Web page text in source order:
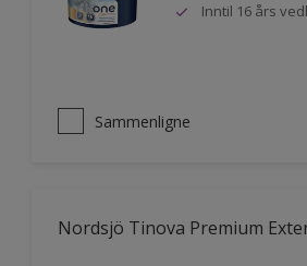
Inntil 16 års
Sammenligne
Nordsjö Tinova Premium